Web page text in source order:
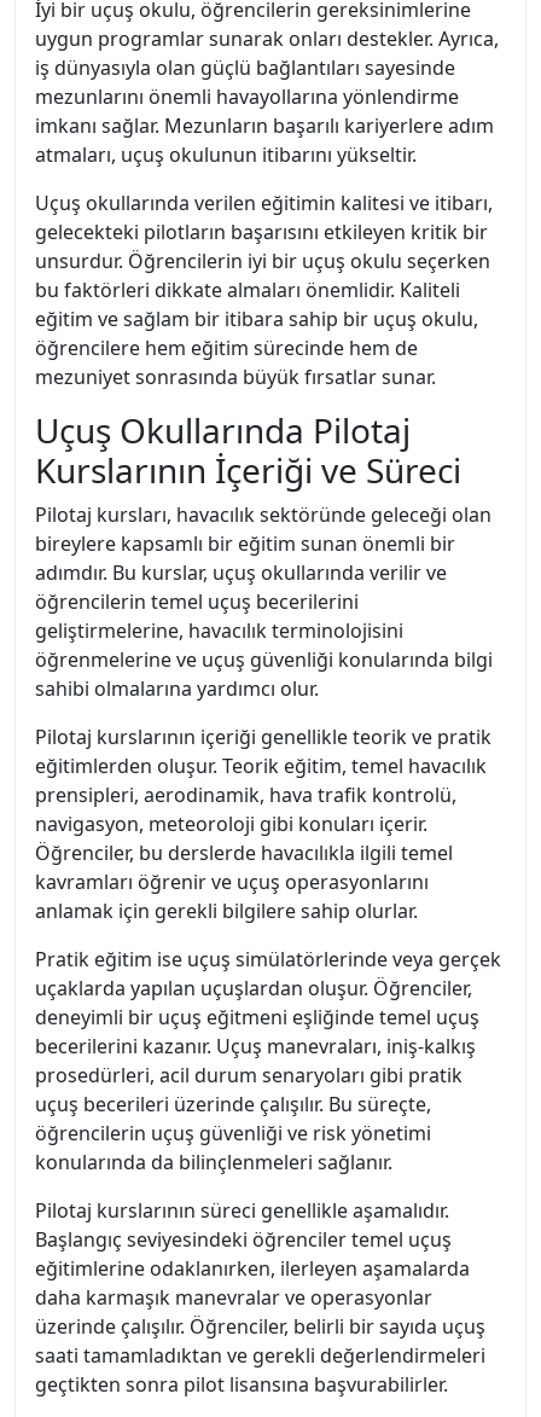
İyi bir uçuş okulu, öğrencilerin gereksinimlerine
uygun programlar sunarak onları destekler. Ayrıca,
iş dünyasıyla olan güçlü bağlantıları sayesinde
mezunlarını önemli havayollarına yönlendirme
imkanı sağlar. Mezunların başarılı kariyerlere adım
atmaları, uçuş okulunun itibarını yükseltir.
Uçuş okullarında verilen eğitimin kalitesi ve itibarı,
gelecekteki pilotların başarısını etkileyen kritik bir
unsurdur. Öğrencilerin iyi bir uçuş okulu seçerken
bu faktörleri dikkate almaları önemlidir. Kaliteli
eğitim ve sağlam bir itibara sahip bir uçuş okulu,
öğrencilere hem eğitim sürecinde hem de
mezuniyet sonrasında büyük fırsatlar sunar.
Uçuş Okullarında Pilotaj
Kurslarının İçeriği ve Süreci
Pilotaj kursları, havacılık sektöründe geleceği olan
bireylere kapsamlı bir eğitim sunan önemli bir
adımdır. Bu kurslar, uçuş okullarında verilir ve
öğrencilerin temel uçuş becerilerini
geliştirmelerine, havacılık terminolojisini
öğrenmelerine ve uçuş güvenliği konularında bilgi
sahibi olmalarına yardımcı olur.
Pilotaj kurslarının içeriği genellikle teorik ve pratik
eğitimlerden oluşur. Teorik eğitim, temel havacılık
prensipleri, aerodinamik, hava trafik kontrolü,
navigasyon, meteoroloji gibi konuları içerir.
Öğrenciler, bu derslerde havacılıkla ilgili temel
kavramları öğrenir ve uçuş operasyonlarını
anlamak için gerekli bilgilere sahip olurlar.
Pratik eğitim ise uçuş simülatörlerinde veya gerçek
uçaklarda yapılan uçuşlardan oluşur. Öğrenciler,
deneyimli bir uçuş eğitmeni eşliğinde temel uçuş
becerilerini kazanır. Uçuş manevraları, iniş-kalkış
prosedürleri, acil durum senaryoları gibi pratik
uçuş becerileri üzerinde çalışılır. Bu süreçte,
öğrencilerin uçuş güvenliği ve risk yönetimi
konularında da bilinçlenmeleri sağlanır.
Pilotaj kurslarının süreci genellikle aşamalıdır.
Başlangıç seviyesindeki öğrenciler temel uçuş
eğitimlerine odaklanırken, ilerleyen aşamalarda
daha karmaşık manevralar ve operasyonlar
üzerinde çalışılır. Öğrenciler, belirli bir sayıda uçuş
saati tamamladıktan ve gerekli değerlendirmeleri
geçtikten sonra pilot lisansına başvurabilirler.